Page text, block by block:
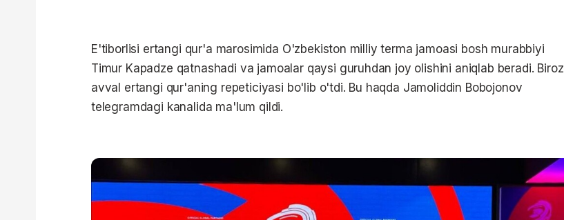
E'tiborlisi ertangi qur'a marosimida O'zbekiston milliy terma jamoasi bosh murabbiyi
Timur Kapadze qatnashadi va jamoalar qaysi guruhdan joy olishini aniqlab beradi. Biroz
avval ertangi qur'aning repeticiyasi bo'lib o'tdi. Bu haqda Jamoliddin Bobojonov
telegramdagi kanalida ma'lum qildi.